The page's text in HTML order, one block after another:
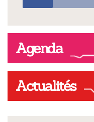
Agenda
Actualités